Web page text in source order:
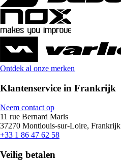
Ontdek al onze merken
Klantenservice in Frankrijk
Neem contact op
11 rue Bernard Maris
37270 Montlouis-sur-Loire, Frankrijk
+33 1 86 47 62 58
Veilig betalen